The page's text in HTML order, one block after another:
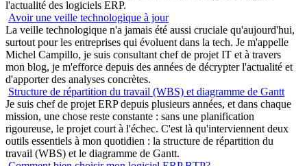
l'actualité des logiciels ERP.
Avoir une veille technologique à jour
La veille technologique n'a jamais été aussi cruciale qu'aujourd'hui,
surtout pour les entreprises qui évoluent dans la tech. Je m'appelle
Michel Campillo, je suis consultant chef de projet IT et à travers
mon blog, je m'efforce depuis des années de décrypter l'actualité et
d'apporter des analyses concrètes.
Structure de répartition du travail (WBS) et diagramme de Gantt
Je suis chef de projet ERP depuis plusieurs années, et dans chaque
mission, une chose reste constante : sans une planification
rigoureuse, le projet court à l'échec. C'est là qu'interviennent deux
outils essentiels à mon quotidien : la structure de répartition du
travail (WBS) et le diagramme de Gantt.